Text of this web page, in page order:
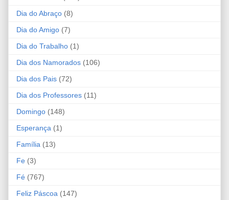
Dia do Abraço (8)
Dia do Amigo (7)
Dia do Trabalho (1)
Dia dos Namorados (106)
Dia dos Pais (72)
Dia dos Professores (11)
Domingo (148)
Esperança (1)
Família (13)
Fe (3)
Fé (767)
Feliz Páscoa (147)